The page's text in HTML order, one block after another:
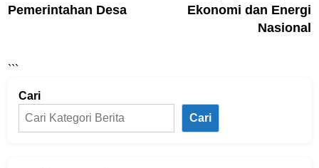
Pemerintahan Desa
Ekonomi dan Energi
Nasional
```
Cari
Cari